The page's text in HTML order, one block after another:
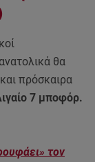
θα
πρόσκαιρα
7 μποφόρ.
τον